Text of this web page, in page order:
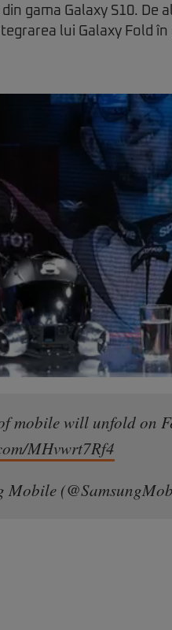
gama Galaxy S10. De
lui Galaxy Fold în
mobile will unfold on
MHvwrt7Rf4
Mobile